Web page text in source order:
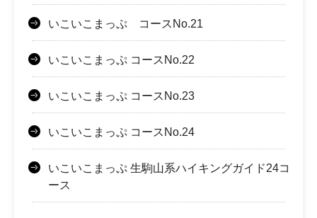
いこいこまっぷ コースNo.21
いこいこまっぷ コースNo.22
いこいこまっぷ コースNo.23
いこいこまっぷ コースNo.24
いこいこまっぷ 生駒山系ハイキングガイド24コ
ース